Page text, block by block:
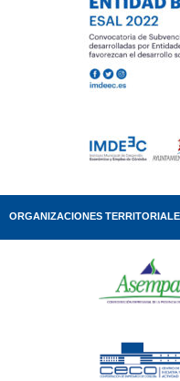
ORGANIZACIONES